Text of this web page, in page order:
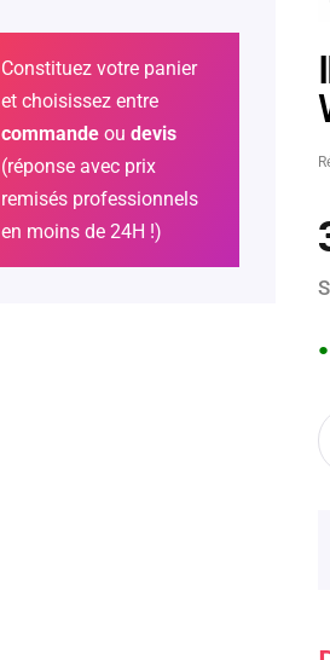
●
Constituez votre panier
et choisissez entre
commande ou devis
(réponse avec prix
remisés professionnels
en moins de 24H !)